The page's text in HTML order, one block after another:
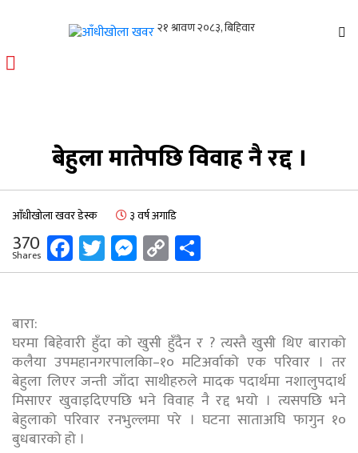
आँधीखोला खवर
मोफसलकै लोकप्रिय अनलाइन पत्रिका
बेहुला मातेपछि विवाह नै रद्द ।
आँधीखोला खवर डेस्क ३ वर्ष अगाडि
370
Shares Facebook
Twitter
Messenger
Copy
Link
बारा:
घरमा बिहेवारी हुँदा को खुसी हुँदैन र ? त्यस्तै खुसी थिए बाराको
कलैया उपमहानगरपालकिा–१० मटिअर्वाको एक परिवार । तर
बेहुला लिएर जन्ती जाँदा साथीहरुले मादक पदार्थमा नशालुपदार्थ
मिसाएर खुवाइदिएपछि भने विवाह नै रद्द भयो । त्यसपछि भने
बेहुलाको परिवार रनभुल्लमा परे । घटना साताअघि फागुन १०
बुधबारको हो ।